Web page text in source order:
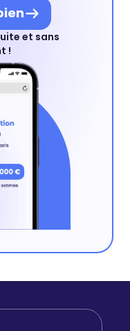
et sans
!